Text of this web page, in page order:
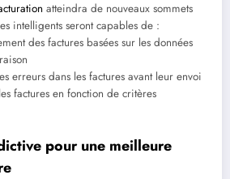
atteindra de nouveaux sommets
intelligents seront capables de :
des factures basées sur les données
erreurs dans les factures avant leur envoi
factures en fonction de critères
pour une meilleure